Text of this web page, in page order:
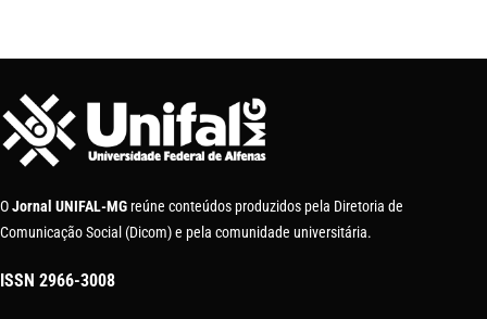
OJornal UNIFAL-MG reúne conteúdos produzidos pela Diretoria de
Comunicação Social (Dicom) e pela comunidade universitária.
ISSN 2966-3008